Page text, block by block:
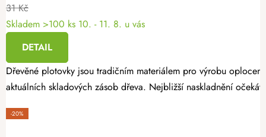
31 Kč
Skladem >100 ks 10. - 11. 8. u vás
DETAIL
Dřevěné plotovky jsou tradičním materiálem pro výrobu
aktuálních skladových zásob dřeva. Nejbližší naskladnění
-20%